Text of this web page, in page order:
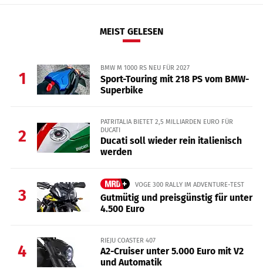
MEIST GELESEN
1
BMW M 1000 RS NEU FÜR 2027
Sport-Touring mit 218 PS vom BMW-
Superbike
2
PATRITALIA BIETET 2,5 MILLIARDEN EURO FÜR
DUCATI
Ducati soll wieder rein italienisch
werden
3
VOGE 300 RALLY IM ADVENTURE-TEST
Gutmütig und preisgünstig für unter
4.500 Euro
4
RIEJU COASTER 407
A2-Cruiser unter 5.000 Euro mit V2
und Automatik